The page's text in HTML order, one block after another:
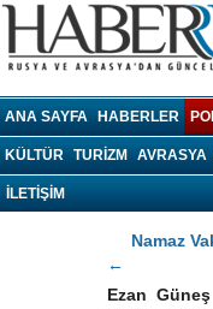
ANA SAYFA HABERLER
KÜLTÜR TURIZM AVRASYA
İLETİŞİM
Namaz
←
Ezan Güneş